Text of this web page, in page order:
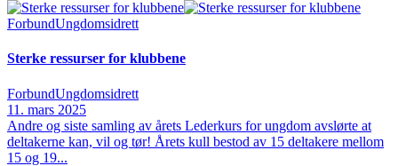
ForbundUngdomsidrett
Sterke ressurser for klubbene
ForbundUngdomsidrett
11. mars 2025
Andre og siste samling av årets Lederkurs for ungdom avslørte at
deltakerne kan, vil og tør! Årets kull bestod av 15 deltakere mellom
15 og 19...